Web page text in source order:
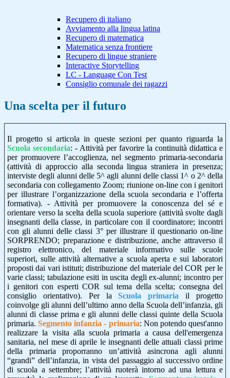
Recupero di italiano
Avviamento alla lingua latina
Recupero di matematica
Matematica senza frontiere
Recupero di lingue straniere
Interactive Storytelling
LC - Language Con Test
Consiglio comunale dei ragazzi
Una scelta per il futuro
Il progetto si articola in queste sezioni per quanto riguarda la
Scuola secondaria: - Attività per favorire la continuità didattica e
per promuovere l’accoglienza, nel segmento primaria-secondaria
(attività di approccio alla seconda lingua straniera in presenza;
interviste degli alunni delle 5^ agli alunni delle classi 1^ o 2^ della
secondaria con collegamento Zoom; riunione on-line con i genitori
per illustrare l’organizzazione della scuola secondaria e l’offerta
formativa). - Attività per promuovere la conoscenza del sé e
orientare verso la scelta della scuola superiore (attività svolte dagli
insegnanti della classe, in particolare con il coordinatore; incontri
con gli alunni delle classi 3° per illustrare il questionario on-line
SORPRENDO; preparazione e distribuzione, anche attraverso il
registro elettronico, del materiale informativo sulle scuole
superiori, sulle attività alternative a scuola aperta e sui laboratori
proposti dai vari istituti; distribuzione del materiale del COR per le
varie classi; tabulazione esiti in uscita degli ex-alunni; incontro per
i genitori con esperti COR sul tema della scelta; consegna del
consiglio orientativo). Per laScuola primaria il progetto
coinvolge gli alunni dell’ultimo anno della Scuola dell’infanzia, gli
alunni di classe prima e gli alunni delle classi quinte della Scuola
primaria.Segmento infanzia - primaria: Non potendo quest'anno
realizzare la visita alla scuola primaria a causa dell'emergenza
sanitaria, nel mese di aprile le insegnanti delle attuali classi prime
della primaria proporranno un’attività asincrona agli alunni
“grandi” dell’infanzia, in vista del passaggio al successivo ordine
di scuola a settembre; l’attività ruoterà intorno ad una lettura e